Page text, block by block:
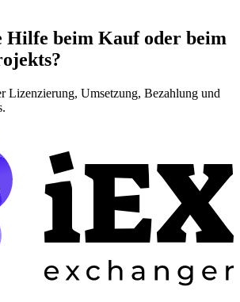
Hilfe beim Kauf oder beim
Lizenzierung, Umsetzung, Bezahlung und